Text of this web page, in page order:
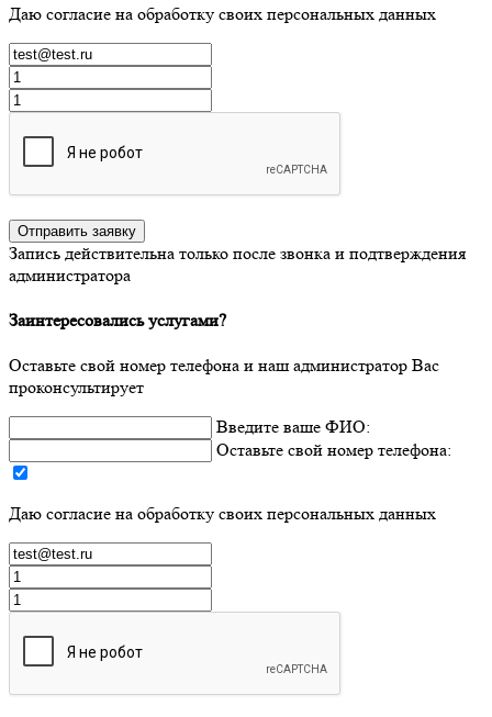
Даю согласие на обработку своих персональных данных
Отправить заявку
Запись действительна только после звонка и подтверждения
администратора
Заинтересовались услугами?
Оставьте свой номер телефона и наш администратор Вас
проконсультирует
Введите ваше ФИО:
Оставьте свой номер телефона:
Даю согласие на обработку своих персональных данных